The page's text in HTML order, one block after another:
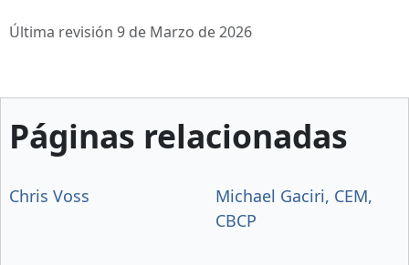
Última revisión 9 de Marzo de 2026
Páginas relacionadas
Chris Voss
Michael Gaciri, CEM,
CBCP